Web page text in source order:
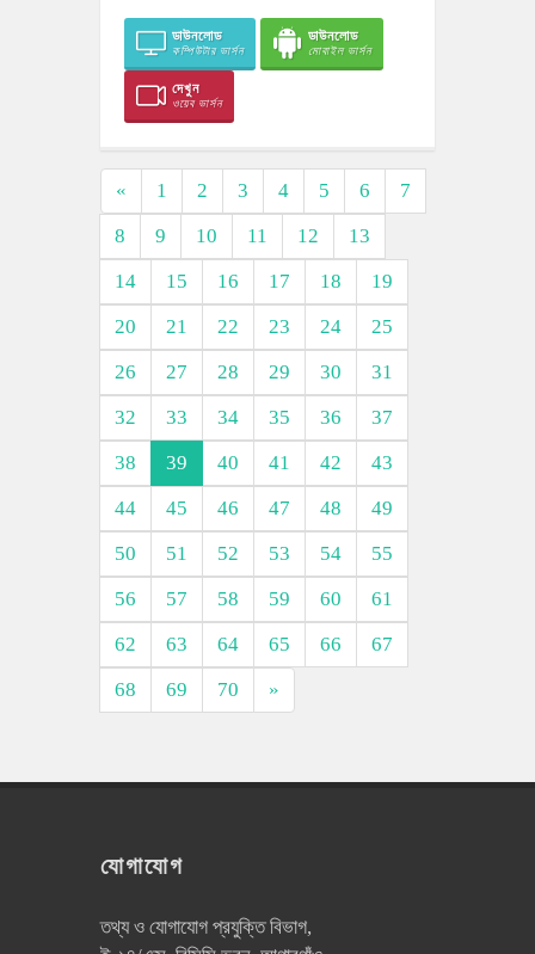
ডাউনলোড
কম্পিউটার ভার্সন
ডাউনলোড
মোবাইল ভার্সন
দেখুন
ওয়েব ভার্সন
« 1 2 3 4 5 6
7
8
9 10 11 12
13
14
15 16 17 18
19
20
21 22 23 24
25
26
27 28 29 30
31
32
33 34 35 36
37
38
39 40 41 42
43
44
45 46 47 48
49
50
51 52 53 54
55
56
57 58 59 60
61
62
63 64 65 66
67
68
69 70 »
যোগাযোগ
তথ্য ও যোগাযোগ প্রযুক্তি বিভাগ,